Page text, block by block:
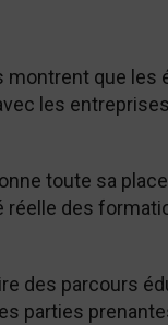
que les
les
toute sa
réelle des
des parcours
parties